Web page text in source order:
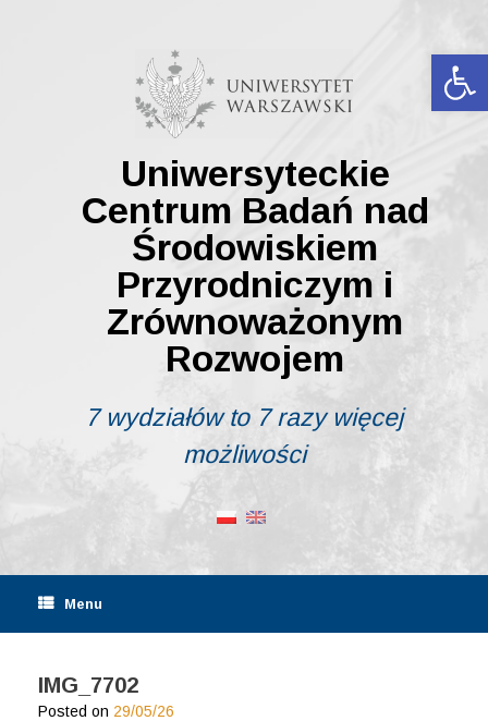
Uniwersyteckie
Centrum Badań nad
Środowiskiem
Przyrodniczym i
Zrównoważonym
Rozwojem
7 wydziałów to 7 razy więcej
możliwości
Menu
IMG_7702
Posted on 29/05/26